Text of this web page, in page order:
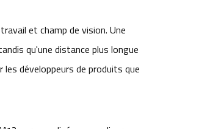
et champ de vision. Une
qu'une distance plus longue
développeurs de produits que